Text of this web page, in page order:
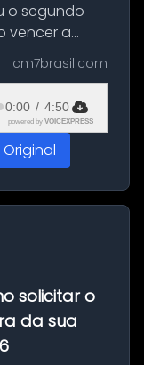
o segundo
vencer a
(19), na
Depois
cm7brasil.com
0:00 / 4:50
powered by VOICEXPRESS
Original
solicitar o
da sua